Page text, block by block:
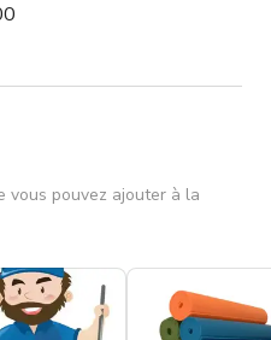
vous pouvez ajouter à la